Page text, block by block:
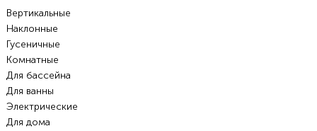
Вертикальные
Наклонные
Гусеничные
Комнатные
Для бассейна
Для ванны
Электрические
Для дома